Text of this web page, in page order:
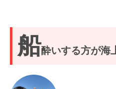
船酔いする方が海